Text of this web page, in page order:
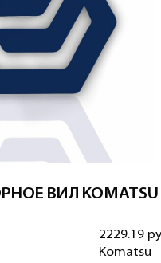
ВИЛ KOMATSU
2229.19
Komatsu